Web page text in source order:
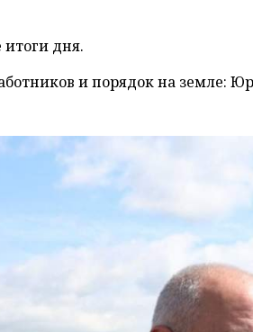
дня.
и порядок на земле: